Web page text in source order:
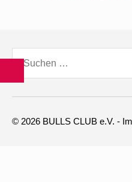
nach:
© 2026 BULLS CLUB e.V. -